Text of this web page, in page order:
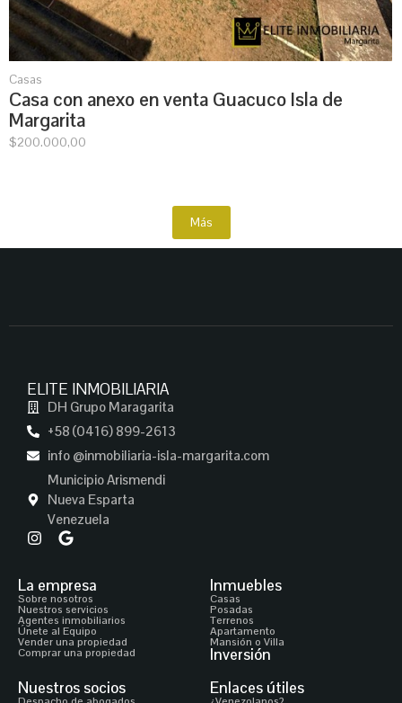
Casas
Casa con anexo en venta Guacuco Isla de
Margarita
$200.000,00
Más
ELITE INMOBILIARIA
DH Grupo Maragarita
+58 (0416) 899-2613
info @inmobiliaria-isla-margarita.com
Municipio Arismendi
Nueva Esparta
Venezuela
La empresa
Sobre nosotros
Nuestros servicios
Agentes inmobiliarios
Únete al Equipo
Vender una propiedad
Comprar una propiedad
Inmuebles
Casas
Posadas
Terrenos
Apartamento
Mansión o Villa
Inversión
Nuestros socios
Enlaces útiles